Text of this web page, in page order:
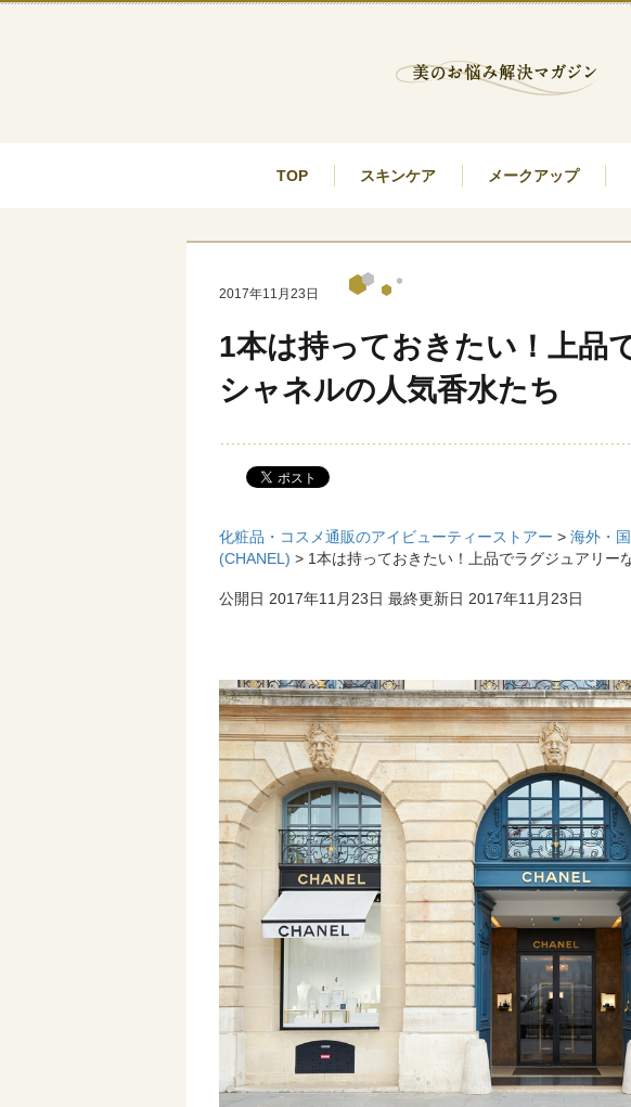
TOP スキンケア メークアップ
2017年11月23日
1本は持っておきたい！上品
シャネルの人気香水たち
化粧品・コスメ通販のアイビューティーストアー > 海外・
(CHANEL) > 1本は持っておきたい！上品でラグジュアリー
公開日 2017年11月23日 最終更新日 2017年11月23日